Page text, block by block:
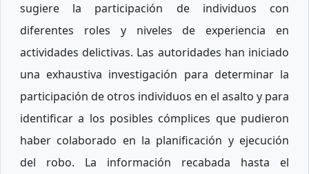
sugiere la participación de individuos con
diferentes roles y niveles de experiencia en
actividades delictivas. Las autoridades han iniciado
una exhaustiva investigación para determinar la
participación de otros individuos en el asalto y para
identificar a los posibles cómplices que pudieron
haber colaborado en la planificación y ejecución
del robo. La información recabada hasta el